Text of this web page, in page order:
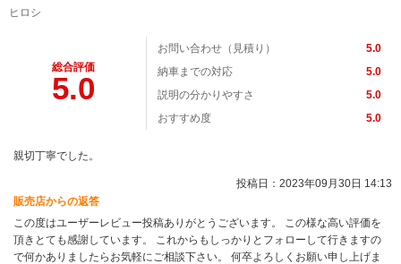
ヒロシ
総合評価
5.0
お問い合わせ（見積り）
5.0
納車までの対応
5.0
説明の分かりやすさ
5.0
おすすめ度
5.0
親切丁寧でした。
投稿日：2023年09月30日 14:13
販売店からの返答
この度はユーザーレビュー投稿ありがとうございます。 この様な高い評価を
頂きとても感謝しています。 これからもしっかりとフォローして行きますの
で何かありましたらお気軽にご相談下さい。 何卒よろしくお願い申し上げま